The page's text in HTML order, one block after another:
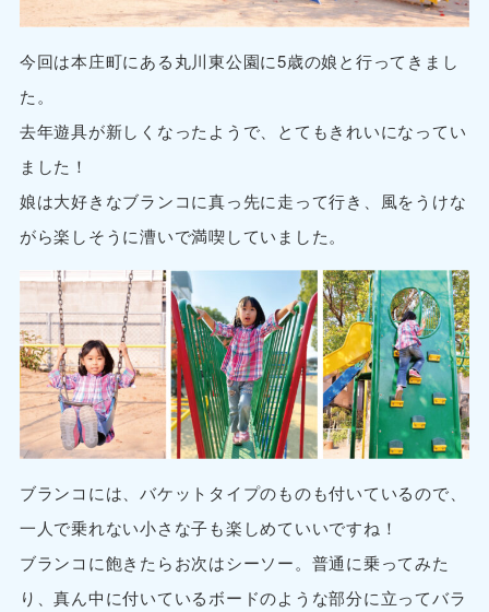
今回は本庄町にある丸川東公園に5歳の娘と行ってきまし
た。
去年遊具が新しくなったようで、とてもきれいになってい
ました！
娘は大好きなブランコに真っ先に走って行き、風をうけな
がら楽しそうに漕いで満喫していました。
ブランコには、バケットタイプのものも付いているので、
一人で乗れない小さな子も楽しめていいですね！
ブランコに飽きたらお次はシーソー。普通に乗ってみた
り、真ん中に付いているボードのような部分に立ってバラ